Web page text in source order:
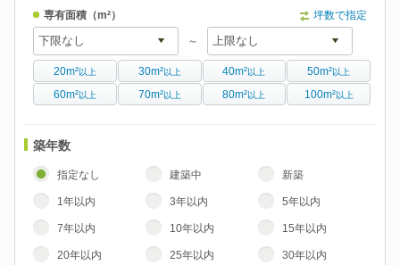
専有面積（m²） 坪数で指定
～
20m²以上 30m²以上 40m²以上 50m²以上
60m²以上 70m²以上 80m²以上 100m²以上
築年数
指定なし 建築中 新築
1年以内 3年以内 5年以内
7年以内 10年以内 15年以内
20年以内 25年以内 30年以内